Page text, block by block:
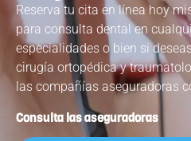
Reserva tu cita en línea hoy
para consulta dental en
especialidades o bien si
cirugía ortopédica y
las compañías aseguradoras
Consulta las aseguradoras